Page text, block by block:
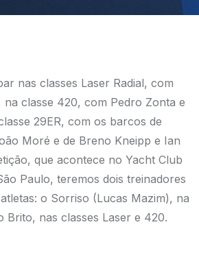
nas classes Laser Radial, com
na classe 420, com Pedro Zonta e
29ER, com os barcos de
Moré e de Breno Kneipp e Ian
que acontece no Yacht Club
Paulo, teremos dois treinadores
o Sorriso (Lucas Mazim), na
Brito, nas classes Laser e 420.